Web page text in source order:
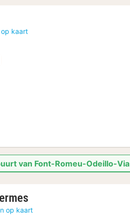
op kaart
van Font-Romeu-Odeillo-Via
nacht
op kaart